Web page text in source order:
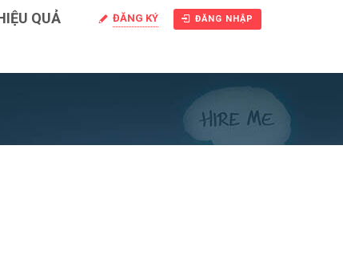
QUẢ ĐĂNG KÝ ĐĂNG NHẬP